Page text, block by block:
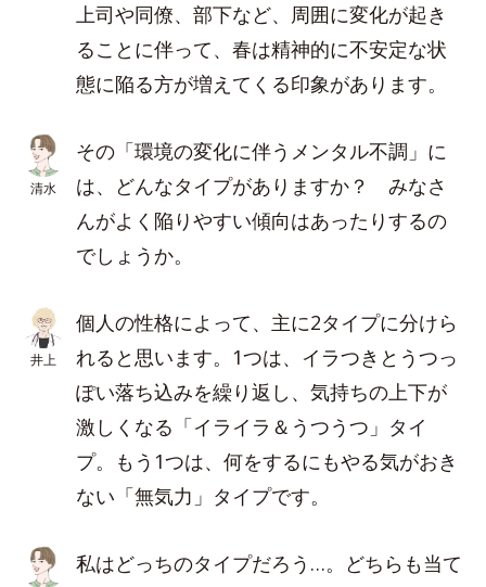
上司や同僚、部下など、周囲に変化が起き
ることに伴って、春は精神的に不安定な状
態に陥る方が増えてくる印象があります。
清水
その「環境の変化に伴うメンタル不調」に
は、どんなタイプがありますか？ みなさ
んがよく陥りやすい傾向はあったりするの
でしょうか。
井上
個人の性格によって、主に2タイプに分けら
れると思います。1つは、イラつきとうつっ
ぽい落ち込みを繰り返し、気持ちの上下が
激しくなる「イライラ＆うつうつ」タイ
プ。もう1つは、何をするにもやる気がおき
ない「無気力」タイプです。
私はどっちのタイプだろう…。どちらも当て